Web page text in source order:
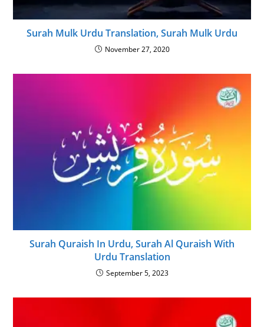
Surah Mulk Urdu Translation, Surah Mulk Urdu
November 27, 2020
Surah Quraish In Urdu, Surah Al Quraish With
Urdu Translation
September 5, 2023